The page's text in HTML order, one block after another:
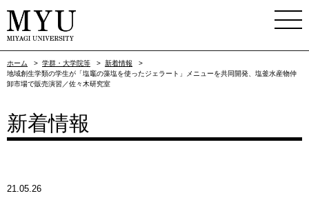
ホーム > 学群・大学院等 > 新着情報
>
地域創生学類の学生が「塩竈の藻塩を使ったジェラート」メニューを共同開発、塩釜水産物仲
卸市場で販売演習／佐々木研究室
新着情報
21.05.26